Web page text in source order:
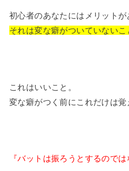
初心者のあなたにはメリットが
それは変な癖がついていないこ
これはいいこと。
変な癖がつく前にこれだけは覚
『バットは振ろうとするのでは